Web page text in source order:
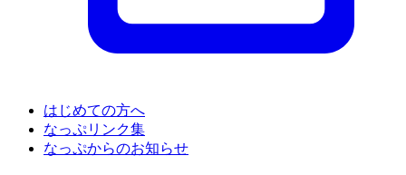
はじめての方へ
なっぷリンク集
なっぷからのお知らせ